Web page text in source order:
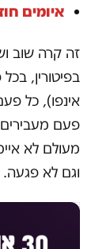
איומים
זה קרה שוב
בפיטורין,
אינפו), כל
פעם
מעולם לא
וגם לא פגעה.